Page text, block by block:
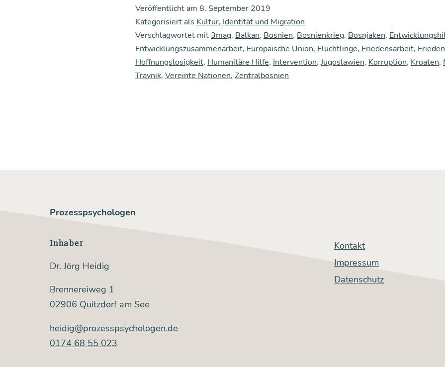
des
Lebens
inmit­
Veröffentlicht am 8. September 2019
Kategorisiert als Kultur, Identität und Migration
Verschlagwortet mit 3mag, Balkan, Bosnien, Bosnienkrieg, Bosnjaken,
Entwicklungszusammenarbeit, Europäische Union, Flüchtlinge, Friedensarbeit,
Hoffnungslosigkeit, Humanitäre Hilfe, Intervention, Jugoslawien, Korruption, Kroaten,
Travnik, Vereinte Nationen, Zentralbosnien
Prozesspsychologen
Inhaber
Dr. Jörg Heidig
Brennereiweg 1
02906 Quitzdorf am See
heidig@prozesspsychologen.de
0174 68 55 023
Kontakt
Impressum
Datenschutz